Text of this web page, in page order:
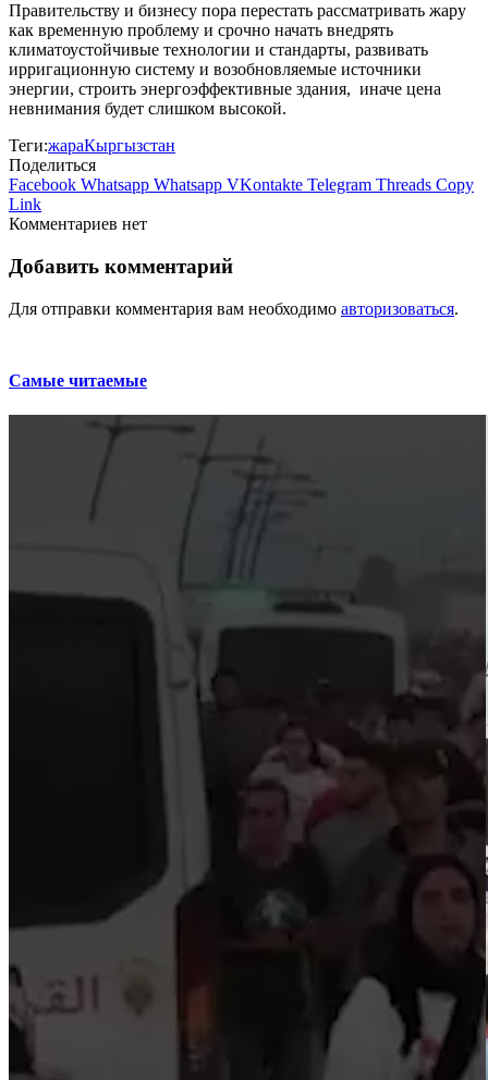
Правительству и бизнесу пора перестать рассматривать жару
как временную проблему и срочно начать внедрять
климатоустойчивые технологии и стандарты, развивать
ирригационную систему и возобновляемые источники
энергии, строить энергоэффективные здания, иначе цена
невнимания будет слишком высокой.
Теги:жараКыргызстан
Поделиться
Facebook Whatsapp Whatsapp VKontakte Telegram Threads Copy
Link
Комментариев нет
Добавить комментарий
Для отправки комментария вам необходимо авторизоваться.
Самые читаемые